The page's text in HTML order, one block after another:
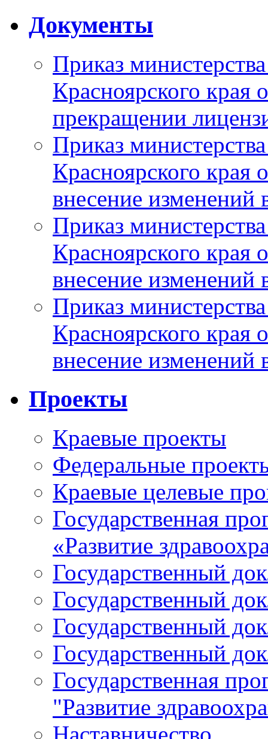
Документы
Приказ
Красноярского
прекращении
Приказ
Красноярского
внесение изменений
Приказ
Красноярского
внесение изменений
Приказ
Красноярского
внесение изменений
Проекты
Краевые проекты
Федеральные
Краевые целевые
Государственная
«Развитие
Государственный
Государственный
Государственный
Государственный
Государственная
"Развитие
Наставничество